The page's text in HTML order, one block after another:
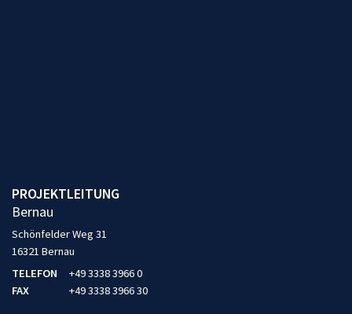
PROJEKTLEITUNG
Bernau
Schönfelder Weg 31
16321 Bernau
TELEFON
+49 3338 3966 0
FAX
+49 3338 3966 30